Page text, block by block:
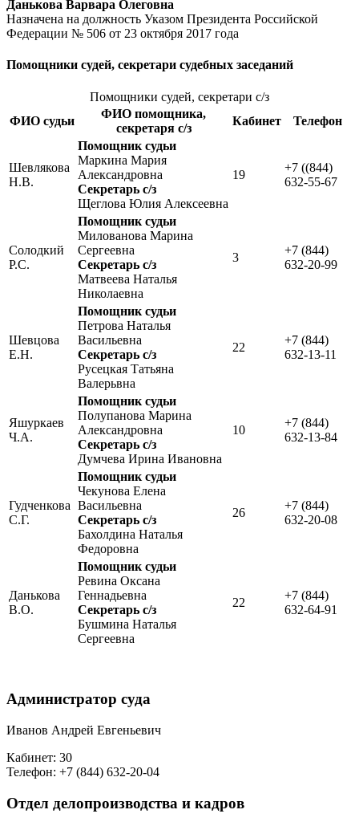
Данькова Варвара Олеговна
Назначена на должность Указом Президента Российской
Федерации № 506 от 23 октября 2017 года
Помощники судей, секретари судебных заседаний
Помощники судей, секретари с/з
ФИО судьи
ФИО помощника,
секретаря с/з
Кабинет Телефон
Шевлякова
Н.В.
Помощник судьи
Маркина Мария
Александровна
Секретарь с/з
Щеглова Юлия Алексеевна
19
+7 ((844)
632-55-67
Солодкий
Р.С.
Помощник судьи
Милованова Марина
Сергеевна
Секретарь с/з
Матвеева Наталья
Николаевна
3
+7 (844)
632-20-99
Шевцова
Е.Н.
Помощник судьи
Петрова Наталья
Васильевна
Секретарь с/з
Русецкая Татьяна
Валерьвна
22
+7 (844)
632-13-11
Яшуркаев
Ч.А.
Помощник судьи
Полупанова Марина
Александровна
Секретарь с/з
Думчева Ирина Ивановна
10
+7 (844)
632-13-84
Гудченкова
С.Г.
Помощник судьи
Чекунова Елена
Васильевна
Секретарь с/з
Бахолдина Наталья
Федоровна
26
+7 (844)
632-20-08
Данькова
В.О.
Помощник судьи
Ревина Оксана
Геннадьевна
Секретарь с/з
Бушмина Наталья
Сергеевна
22
+7 (844)
632-64-91
Администратор суда
Иванов Андрей Евгеньевич
Кабинет: 30
Телефон: +7 (844) 632-20-04
Отдел делопроизводства и кадров